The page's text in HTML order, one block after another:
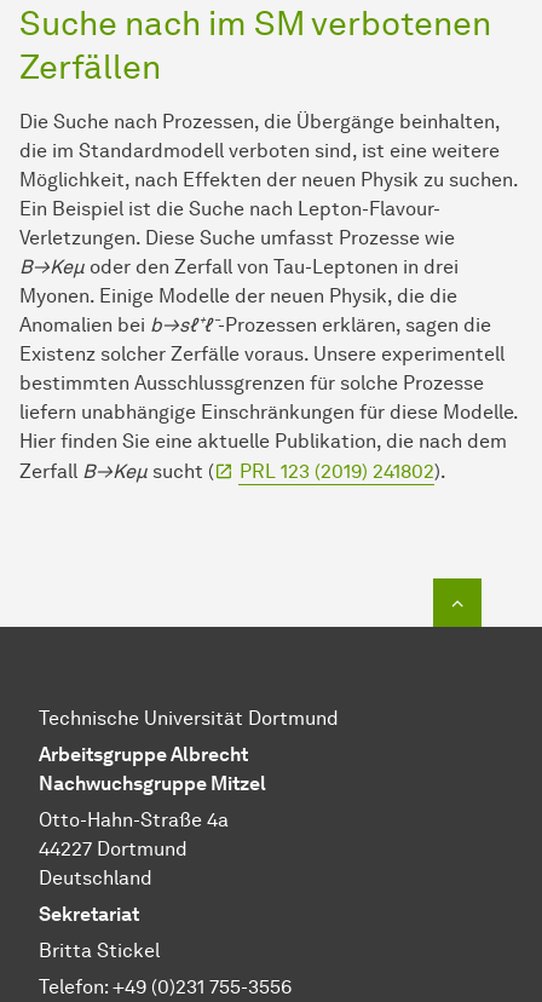
Suche nach im SM verbotenen
Zerfällen
Die Suche nach Prozessen, die Übergänge beinhalten,
die im Standardmodell verboten sind, ist eine weitere
Möglichkeit, nach Effekten der neuen Physik zu suchen.
Ein Beispiel ist die Suche nach Lepton-Flavour-
Verletzungen. Diese Suche umfasst Prozesse wie
B→Keμ oder den Zerfall von Tau-Leptonen in drei
Myonen. Einige Modelle der neuen Physik, die die
Anomalien bei b→sℓ⁺ℓ⁻-Prozessen erklären, sagen die
Existenz solcher Zerfälle voraus. Unsere experimentell
bestimmten Ausschlussgrenzen für solche Prozesse
liefern unabhängige Einschränkungen für diese Modelle.
Hier finden Sie eine aktuelle Publikation, die nach dem
Zerfall B→Keμ sucht ( PRL 123 (2019) 241802).
Technische Universität Dortmund
Arbeitsgruppe Albrecht
Nachwuchsgruppe Mitzel
Otto-Hahn-Straße 4a
44227 Dortmund
Deutschland
Sekretariat
Britta Stickel
Telefon: +49 (0)231 755-3556